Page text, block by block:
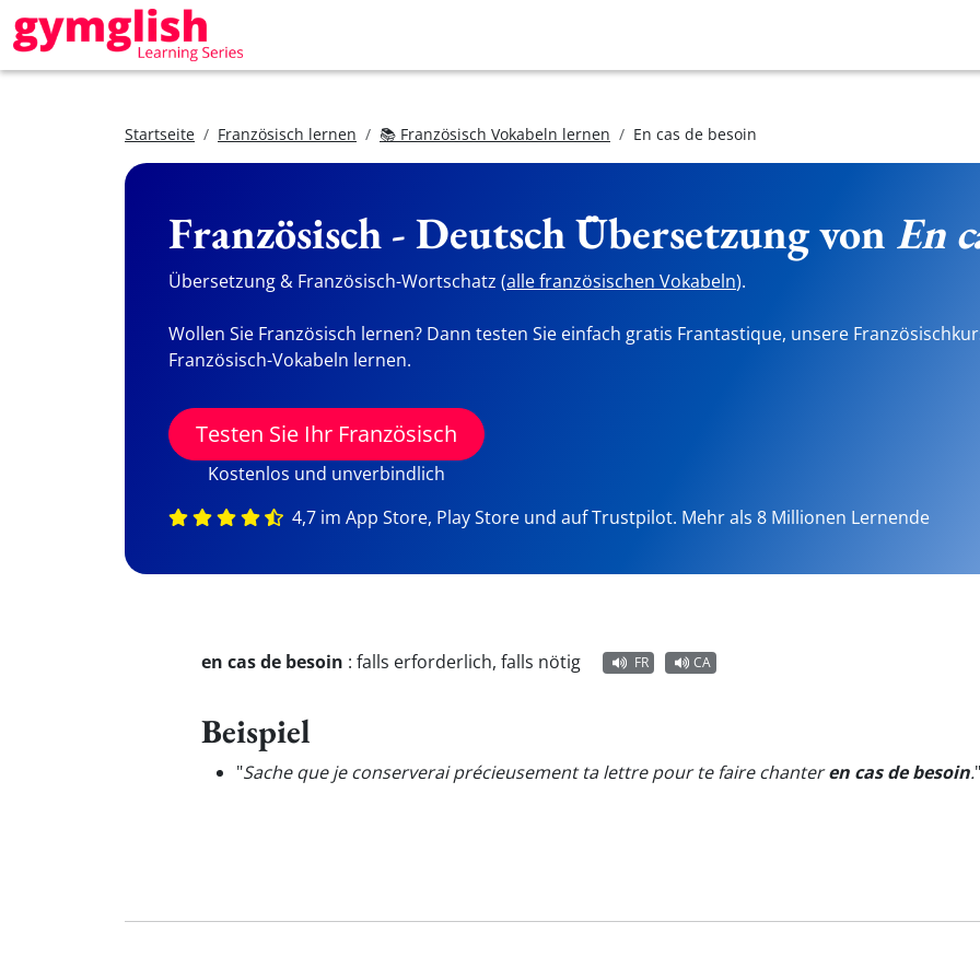
Startseite Französisch lernen 📚 Französisch Vokabeln lernen En cas de besoin
Französisch - Deutsch Übersetzung von En
Übersetzung & Französisch-Wortschatz (alle französischen Vokabeln).
Wollen Sie Französisch lernen? Dann testen Sie einfach gratis Frantastique, unsere
Französisch-Vokabeln lernen.
Testen Sie Ihr Französisch
Kostenlos und unverbindlich
4,7 im App Store, Play Store und auf Trustpilot. Mehr als 8 Millionen Lernende
en cas de besoin : falls erforderlich, falls nötig FR CA
Beispiel
"Sache que je conserverai précieusement ta lettre pour te faire chanteren cas de besoin."